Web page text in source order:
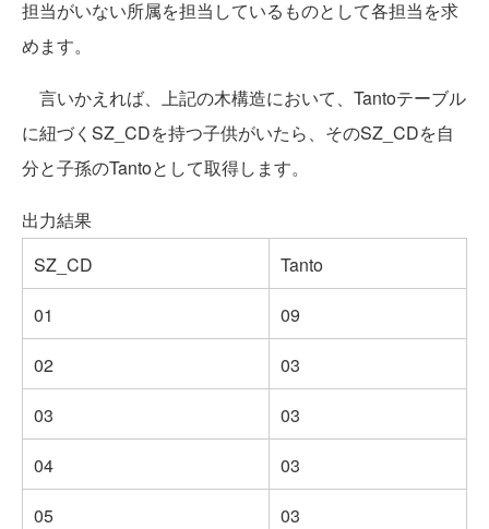
担当がいない所属を担当しているものとして各担当を求
めます。
言いかえれば、上記の木構造において、Tantoテーブル
に紐づくSZ_CDを持つ子供がいたら、そのSZ_CDを自
分と子孫のTantoとして取得します。
出力結果
SZ_CD
Tanto
01
09
02
03
03
03
04
03
05
03